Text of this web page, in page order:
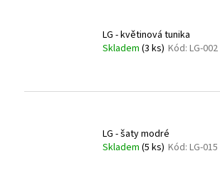
LG - květinová tunika
Skladem (3 ks) Kód: LG-002
LG - šaty modré
Skladem (5 ks) Kód: LG-015